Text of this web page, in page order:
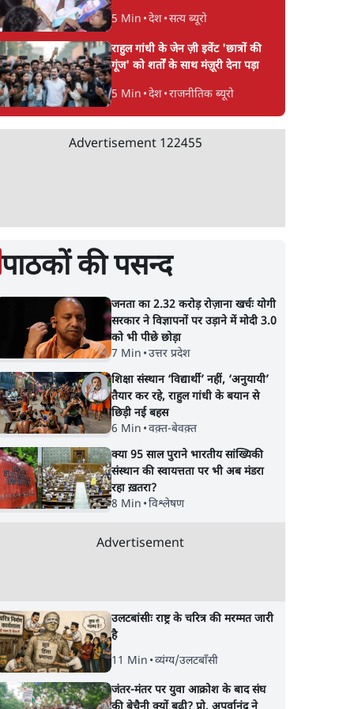
5 Min •देश•सत्य ब्यूरो
राहुल गांधी के जेन ज़ी इवेंट 'छात्रों की
गूंज' को शर्तों के साथ मंज़ूरी देना पड़ा
5 Min •देश•राजनीतिक ब्यूरो
Advertisement 122455
पाठकों की पसन्द
जनता का 2.32 करोड़ रोज़ाना खर्चः योगी
सरकार ने विज्ञापनों पर उड़ाने में मोदी 3.0
को भी पीछे छोड़ा
7 Min •उत्तर प्रदेश
शिक्षा संस्थान ‘विद्यार्थी’ नहीं, ‘अनुयायी’
तैयार कर रहे, राहुल गांधी के बयान से
छिड़ी नई बहस
6 Min •वक़्त-बेवक़्त
क्या 95 साल पुराने भारतीय सांख्यिकी
संस्थान की स्वायत्तता पर भी अब मंडरा
रहा ख़तरा?
8 Min •विश्लेषण
Advertisement
उलटबांसीः राष्ट्र के चरित्र की मरम्मत जारी
है
11 Min •व्यंग्य/उलटबाँसी
जंतर-मंतर पर युवा आक्रोश के बाद संघ